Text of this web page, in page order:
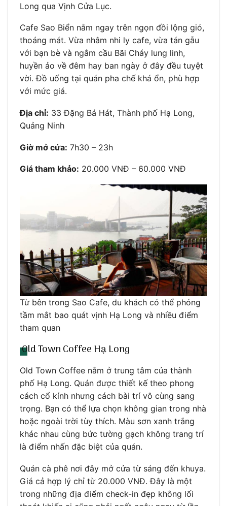
Long qua Vịnh Cửa Lục.
Cafe Sao Biển nằm ngay trên ngọn đồi lộng gió,
thoáng mát. Vừa nhâm nhi ly cafe, vừa tán gẫu
với bạn bè và ngắm cầu Bãi Cháy lung linh,
huyền ảo về đêm hay ban ngày ở đây đều tuyệt
vời. Đồ uống tại quán pha chế khá ổn, phù hợp
với mức giá.
Địa chỉ: 33 Đặng Bá Hát, Thành phố Hạ Long,
Quảng Ninh
Giờ mở cửa: 7h30 – 23h
Giá tham khảo: 20.000 VNĐ – 60.000 VNĐ
Từ bên trong Sao Cafe, du khách có thể phóng
tầm mắt bao quát vịnh Hạ Long và nhiều điểm
tham quan
Old Town Coffee Hạ Long
Old Town Coffee nằm ở trung tâm của thành
phố Hạ Long. Quán được thiết kế theo phong
cách cổ kính nhưng cách bài trí vô cùng sang
trọng. Bạn có thể lựa chọn không gian trong nhà
hoặc ngoài trời tùy thích. Màu sơn xanh trắng
khác nhau cùng bức tường gạch không trang trí
là điểm nhấn đặc biệt của quán.
Quán cà phê nơi đây mở cửa từ sáng đến khuya.
Giá cả hợp lý chỉ từ 20.000 VNĐ. Đây là một
trong những địa điểm check-in đẹp không lối